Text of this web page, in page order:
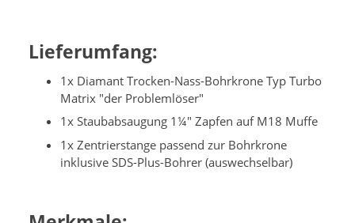
Lieferumfang:
1x Diamant Trocken-Nass-Bohrkrone Typ Turbo
Matrix "der Problemlöser"
1x Staubabsaugung 1¼" Zapfen auf M18 Muffe
1x Zentrierstange passend zur Bohrkrone
inklusive SDS-Plus-Bohrer (auswechselbar)